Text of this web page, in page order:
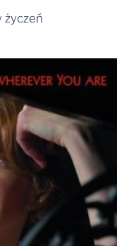
życzeń